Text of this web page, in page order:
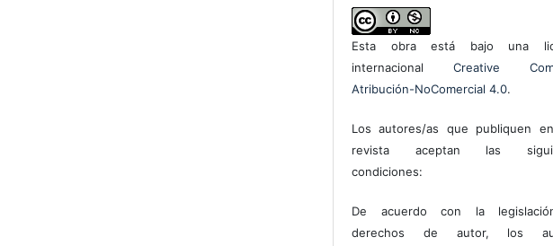
Esta obra está bajo una
internacional Creative
Atribución-NoComercial 4.0.
Los autores/as que publiquen
revista aceptan las
condiciones:
De acuerdo con la
derechos de autor, los